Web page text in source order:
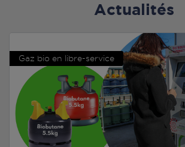
Actualités
Gaz bio en libre-service